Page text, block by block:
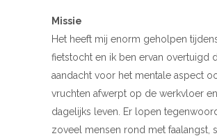
Missie
Het heeft mij enorm geholpen
fietstocht en ik ben ervan overtuigd
aandacht voor het mentale aspect
vruchten afwerpt op de werkvloer
dagelijks leven. Er lopen
zoveel mensen rond met faalangst,